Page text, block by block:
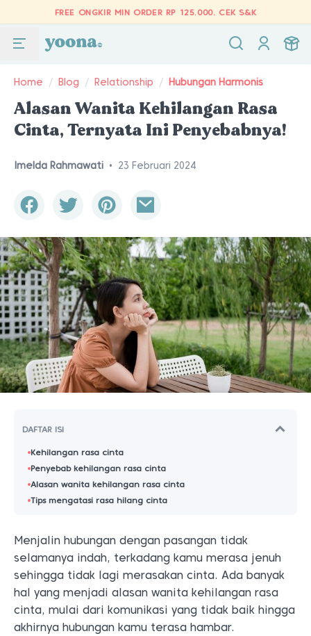
FREE ONGKIR MIN ORDER RP 125.000. CEK S&K
Home / Blog / Relationship / Hubungan Harmonis
Alasan Wanita Kehilangan Rasa
Cinta, Ternyata Ini Penyebabnya!
Imelda Rahmawati • 23 Februari 2024
DAFTAR ISI
Kehilangan rasa cinta
Penyebab kehilangan rasa cinta
Alasan wanita kehilangan rasa cinta
Tips mengatasi rasa hilang cinta
Menjalin hubungan dengan pasangan tidak
selamanya indah, terkadang kamu merasa jenuh
sehingga tidak lagi merasakan cinta. Ada banyak
hal yang menjadi alasan wanita kehilangan rasa
cinta, mulai dari komunikasi yang tidak baik hingga
akhirnya hubungan kamu terasa hambar.